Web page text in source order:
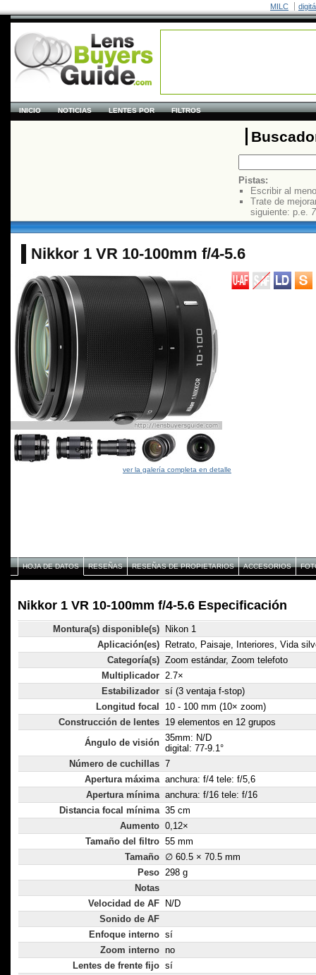
MILC
INICIO NOTICIAS LENTES POR FILTROS
Pistas:
Escribir al
Trate de
siguiente: p.e.
Nikkor 1 VR 10-100mm f/4-5.6
ver la galería completa en detalle
HOJA DE DATOS RESEÑAS RESEÑAS DE PROPIETARIOS ACCESORIOS
Nikkor 1 VR 10-100mm f/4-5.6 Especificación
Montura(s) disponible(s)
Nikon 1
Aplicación(es)
Retrato, Paisaje, Interiores, Vida
Categoría(s) Zoom estándar, Zoom telefoto
Multiplicador 2.7×
Estabilizador sí (3 ventaja f-stop)
Longitud focal
10 - 100 mm (10× zoom)
Construcción de lentes 19 elementos en 12 grupos
Ángulo de visión 35mm: N/D
digital: 77-9.1°
Número de cuchillas 7
Apertura máxima anchura: f/4 tele: f/5,6
Apertura mínima anchura: f/16 tele: f/16
Distancia focal mínima 35 cm
Aumento 0,12×
Tamaño del filtro 55 mm
Tamaño ∅ 60.5 × 70.5 mm
Peso 298 g
Notas
Velocidad de AF
N/D
Sonido de AF
Enfoque interno sí
Zoom interno no
Lentes de frente fijo sí